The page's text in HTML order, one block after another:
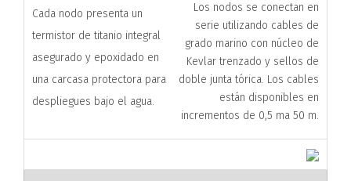
Los nodos se conectan en
serie utilizando cables de
grado marino con núcleo de
Kevlar trenzado y sellos de
doble junta tórica. Los cables
están disponibles en
incrementos de 0,5 ma 50 m.